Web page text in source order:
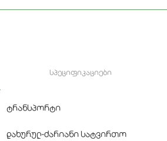
სპეციფიკაციები
ტრანსპორტი
დახურულ-ძარიანი სატვირთო